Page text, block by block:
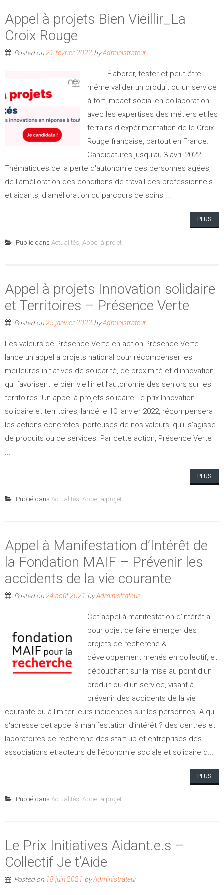
Appel à projets Bien Vieillir_La
Croix Rouge
Posted on21 février 2022 byAdministrateur
Élaborer, tester et peut-être
même valider un produit ou un service
à fort impact social en collaboration
avec les expertises des métiers et les
terrains d'expérimentation de le Croix-
Rouge française, partout en France.
Candidatures jusqu'au 3 avril 2022.
Thématiques de la perte d'autonomie des personnes agées,
de l'amélioration des conditions de travail des professionnels
et aidants, d'amélioration du parcours de soins ...
PLUS
Publié dans Actualités, Appel à projet
Appel à projets Innovation solidaire
et Territoires – Présence Verte
Posted on25 janvier 2022 byAdministrateur
Les valeurs de Présence Verte en action Présence Verte
lance un appel à projets national pour récompenser les
meilleures initiatives de solidarité, de proximité et d’innovation
qui favorisent le bien vieillir et l’autonomie des seniors sur les
territoires. Un appel à projets solidaire Le prix Innovation
solidaire et territoires, lancé le 10 janvier 2022, récompensera
les actions concrètes, porteuses de nos valeurs, qu’il s’agisse
de produits ou de services. Par cette action, Présence Verte
...
PLUS
Publié dans Actualités, Appel à projet
Appel à Manifestation d’Intérêt de
la Fondation MAIF – Prévenir les
accidents de la vie courante
Posted on24 août 2021 byAdministrateur
Cet appel à manifestation d’intérêt a
pour objet de faire émerger des
projets de recherche &
développement menés en collectif, et
débouchant sur la mise au point d’un
produit ou d’un service, visant à
prévenir des accidents de la vie
courante ou à limiter leurs incidences sur les personnes. A qui
s‘adresse cet appel à manifestation d’intérêt ? des centres et
laboratoires de recherche des start-up et entreprises des
associations et acteurs de l’économie sociale et solidaire d...
PLUS
Publié dans Actualités, Appel à projet
Le Prix Initiatives Aidant.e.s –
Collectif Je t’Aide
Posted on 18 juin 2021 byAdministrateur